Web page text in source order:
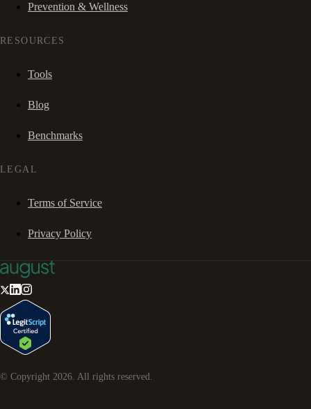
Prevention & Wellness
RESOURCES
Tools
Blog
Benchmarks
LEGAL
Terms of Service
Privacy Policy
© Copyright 2026 . All rights reserved.